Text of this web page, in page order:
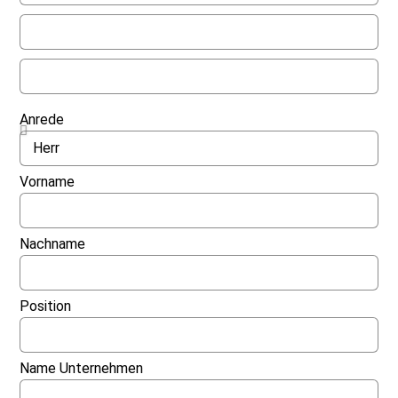
Anrede
Vorname
Nachname
Position
Name Unternehmen